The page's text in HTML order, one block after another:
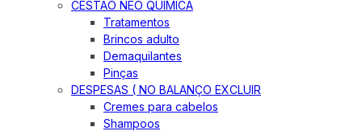
CESTÃO NEO QUIMICA
Tratamentos
Brincos adulto
Demaquilantes
Pinças
DESPESAS ( NO BALANÇO EXCLUIR
Cremes para cabelos
Shampoos